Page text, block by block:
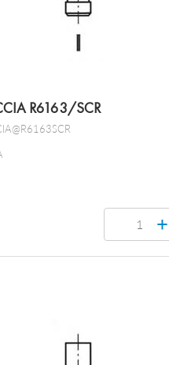
R6163/SCR
+